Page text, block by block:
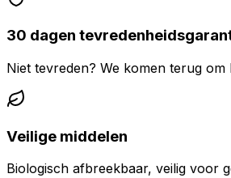
30 dagen
Niet tevreden? We komen terug om
Veilige middelen
Biologisch afbreekbaar, veilig voor